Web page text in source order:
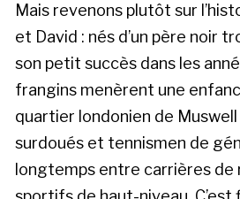
Mais revenons plutôt sur
et David : nés d’un père noir
son petit succès dans les
frangins menèrent une
quartier londonien de Muswell
surdoués et tennismen de
longtemps entre carrières de